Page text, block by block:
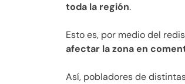
toda la región.
Esto es, por medio del
afectar la zona en
Así, pobladores de